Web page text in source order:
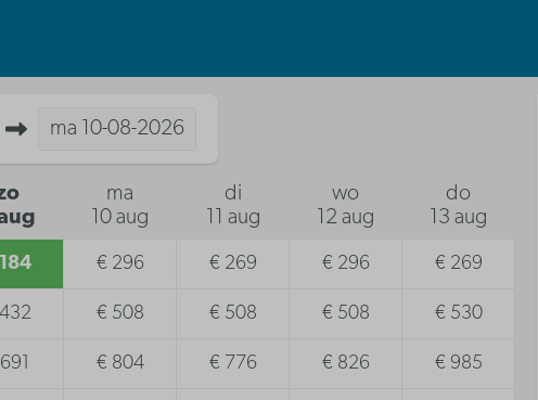
ma 10-08-2026
ma
10 aug
di
11 aug
wo
12 aug
do
13 aug
€ 296 € 269 € 296 € 269
€ 508 € 508 € 508 € 530
€ 804 € 776 € 826 € 985